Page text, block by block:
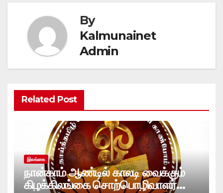
By
Kalmunainet
Admin
Related Post
இலங்கை
நான்காம் ஆண்டில் காலடி வைக்கும்
கிழக்கிலங்கை சொற்பொழிவாளர்